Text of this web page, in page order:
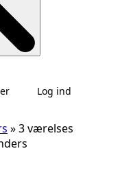
Log ind
»3 værelses